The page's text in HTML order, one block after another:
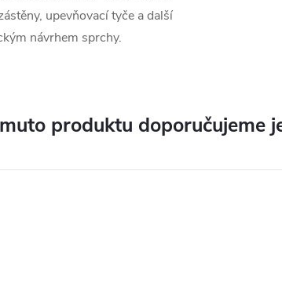
upevňovací tyče a další
návrhem sprchy.
produktu doporučujeme